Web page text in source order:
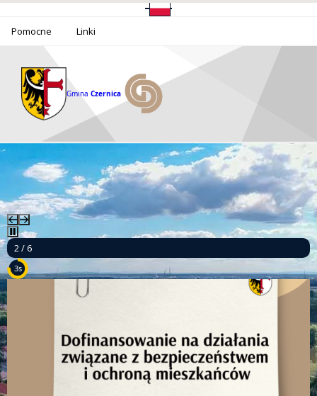
Pomocne Linki
Gmina Czernica
2 / 6
1s
Ponad milion złotych dla bezpieczeństwa mieszkańców Gminy Czernica!